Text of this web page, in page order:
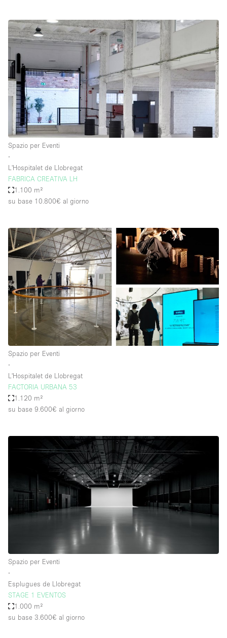
Spazio per Eventi
∙
L'Hospitalet de Llobregat
FABRICA CREATIVA LH
1.100 m²
su base 10.800€ al giorno
Spazio per Eventi
∙
L'Hospitalet de Llobregat
FACTORIA URBANA 53
1.120 m²
su base 9.600€ al giorno
Spazio per Eventi
∙
Esplugues de Llobregat
STAGE 1 EVENTOS
1.000 m²
su base 3.600€ al giorno